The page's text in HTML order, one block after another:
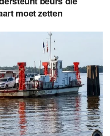
moet zetten